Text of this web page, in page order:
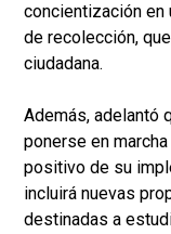
concientización
de recolección,
ciudadana.
Además, adelantó
ponerse en
positivo de su
incluirá nuevas
destinadas a